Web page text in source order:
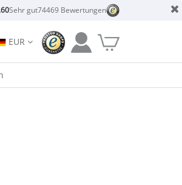
Sehr gut74469 Bewertungen
EUR